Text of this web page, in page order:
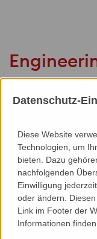
Werkstattplanung
Präqualifizierung
Mitwirkung in der
System/
Mock-Up
Freigabe/
Materialauszug/-
Montage(planung)
Bestandsplanung
Datenschutz-
Diese Website
Technologien, um
bieten. Dazu
nachfolgenden
Einwilligung
oder ändern.
Link im Footer der
Informationen